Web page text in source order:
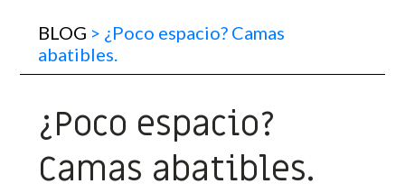
BLOG > ¿Poco espacio? Camas
abatibles.
¿Poco espacio?
Camas abatibles.